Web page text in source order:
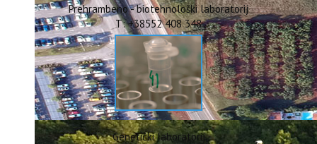
GreenTea
CIRCOLIVE
Prehrambeno - biotehnološki laboratorij
T: +38552 408 348
Genetički laboratorij